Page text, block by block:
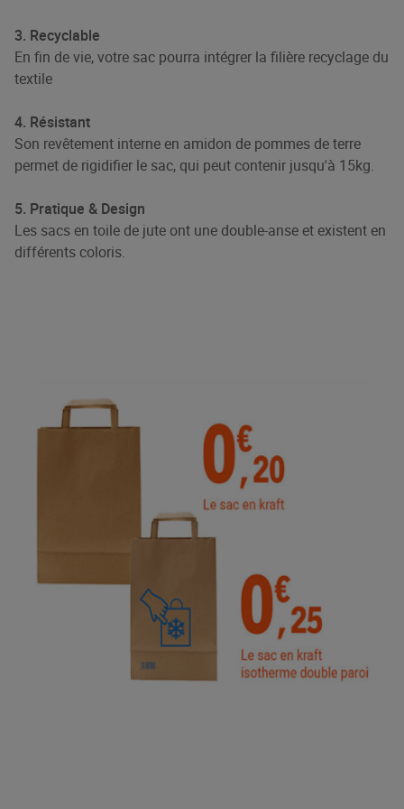
3. Recyclable
En fin de vie, votre sac pourra intégrer la filière recyclage du
textile
4. Résistant
Son revêtement interne en amidon de pommes de terre
permet de rigidifier le sac, qui peut contenir jusqu'à 15kg.
5. Pratique & Design
Les sacs en toile de jute ont une double-anse et existent en
différents coloris.